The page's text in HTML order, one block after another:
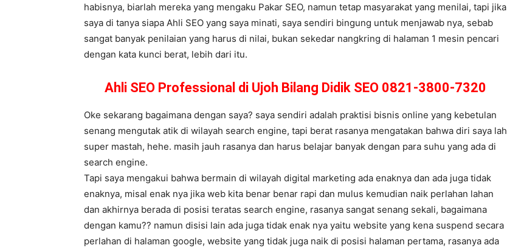
habisnya, biarlah mereka yang mengaku Pakar SEO, namun tetap masyarakat yang menilai, tapi jika
saya di tanya siapa Ahli SEO yang saya minati, saya sendiri bingung untuk menjawab nya, sebab
sangat banyak penilaian yang harus di nilai, bukan sekedar nangkring di halaman 1 mesin pencari
dengan kata kunci berat, lebih dari itu.
Ahli SEO Professional di Ujoh Bilang Didik SEO 0821-3800-7320
Oke sekarang bagaimana dengan saya? saya sendiri adalah praktisi bisnis online yang kebetulan
senang mengutak atik di wilayah search engine, tapi berat rasanya mengatakan bahwa diri saya lah
super mastah, hehe. masih jauh rasanya dan harus belajar banyak dengan para suhu yang ada di
search engine.
Tapi saya mengakui bahwa bermain di wilayah digital marketing ada enaknya dan ada juga tidak
enaknya, misal enak nya jika web kita benar benar rapi dan mulus kemudian naik perlahan lahan
dan akhirnya berada di posisi teratas search engine, rasanya sangat senang sekali, bagaimana
dengan kamu?? namun disisi lain ada juga tidak enak nya yaitu website yang kena suspend secara
perlahan di halaman google, website yang tidak juga naik di posisi halaman pertama, rasanya ada